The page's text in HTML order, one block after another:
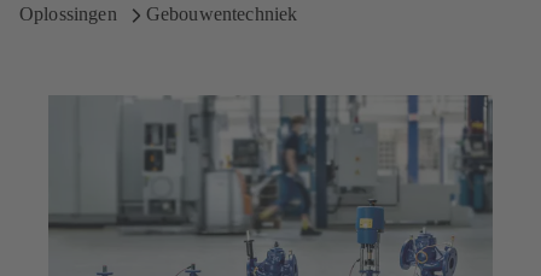
Oplossingen
Gebouwentechniek